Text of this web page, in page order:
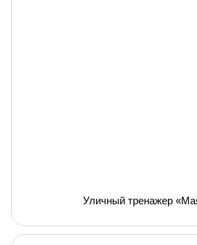
Уличный тренажер